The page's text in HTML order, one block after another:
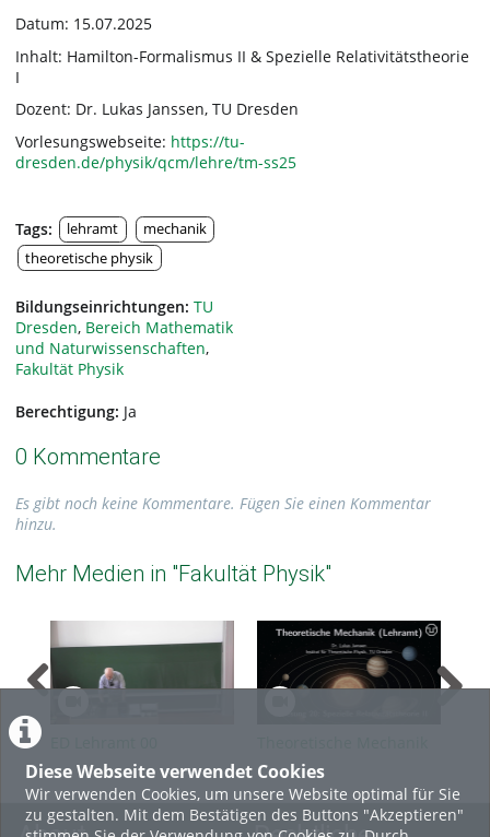
Diese Webseite verwendet Cookies
Wir verwenden Cookies, um unsere Website optimal für Sie
zu gestalten. Mit dem Bestätigen des Buttons "Akzeptieren"
Datum: 15.07.2025
Inhalt: Hamilton-Formalismus II & Spezielle Relativitätstheorie
I
Dozent: Dr. Lukas Janssen, TU Dresden
Vorlesungswebseite: https://tu-
dresden.de/physik/qcm/lehre/tm-ss25
Tags: lehramt
mechanik
theoretische physik
Bildungseinrichtungen: TU
Dresden, Bereich Mathematik
und Naturwissenschaften,
Fakultät Physik
Berechtigung: Ja
0 Kommentare
Es gibt noch keine Kommentare. Fügen Sie einen Kommentar
hinzu.
Mehr Medien in "Fakultät Physik"
(Lehramt): Vorlesung 20